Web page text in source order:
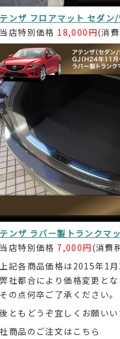
ンザ フロアマット セダン
特別価格 18,000円(消
ンザ ラバー製トランクマ
特別価格 7,000円(消費
記各商品価格は2015年1月
都合により価格変更とな
点何卒ご了承ください。
ともどうぞ宜しくお願いい
商品のご注文はこちら